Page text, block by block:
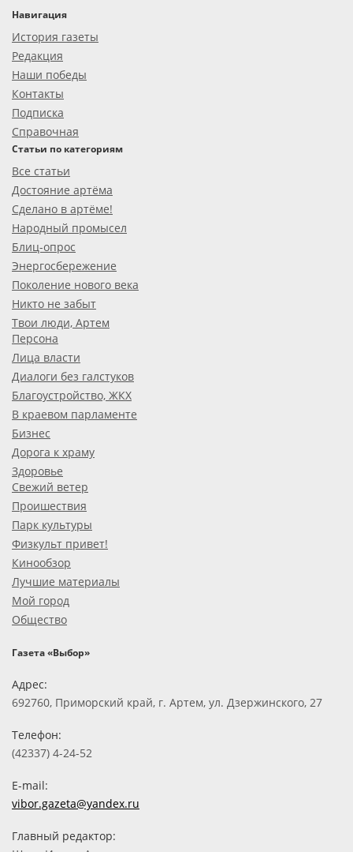
Навигация
История газеты
Редакция
Наши победы
Контакты
Подписка
Справочная
Статьи по категориям
Все статьи
Достояние артёма
Сделано в артёме!
Народный промысел
Блиц-опрос
Энергосбережение
Поколение нового века
Никто не забыт
Твои люди, Артем
Персона
Лица власти
Диалоги без галстуков
Благоустройство, ЖКХ
В краевом парламенте
Бизнес
Дорога к храму
Здоровье
Свежий ветер
Проишествия
Парк культуры
Физкульт привет!
Кинообзор
Лучшие материалы
Мой город
Общество
Газета «Выбор»
Адрес:
692760, Приморский край, г. Артем, ул. Дзержинского, 27
Телефон:
(42337) 4-24-52
E-mail:
vibor.gazeta@yandex.ru
Главный редактор: